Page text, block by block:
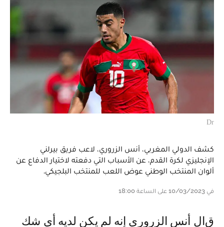
Dr
كشف الدولي المغربي، أنس الزروري، لاعب فريق بيرلني
الإنجليزي لكرة القدم، عن الأسباب التي دفعته لاختيار الدفاع عن
ألوان المنتخب الوطني عوض اللعب للمنتخب البلجيكي.
في 10/03/2023 على الساعة 18:00
قال أنس الزروري إنه لم يكن لديه أي شك